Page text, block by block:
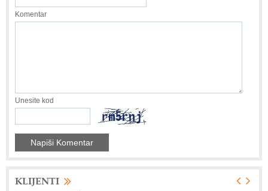
Komentar
Unesite kod
KLIJENTI